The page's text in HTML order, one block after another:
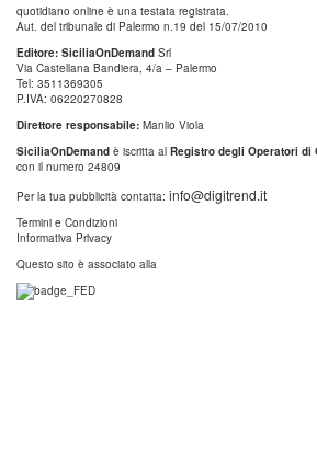
quotidiano online è una testata registrata.
Aut. del tribunale di Palermo n.19 del 15/07/2010
Editore: SiciliaOnDemand Srl
Via Castellana Bandiera, 4/a – Palermo
Tel: 3511369305
P.IVA: 06220270828
Direttore responsabile: Manlio Viola
SiciliaOnDemand è iscritta al Registro degli Operatori di
con il numero 24809
Per la tua pubblicità contatta: info@digitrend.it
Termini e Condizioni
Informativa Privacy
Questo sito è associato alla